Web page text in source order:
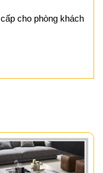
cho phòng khách